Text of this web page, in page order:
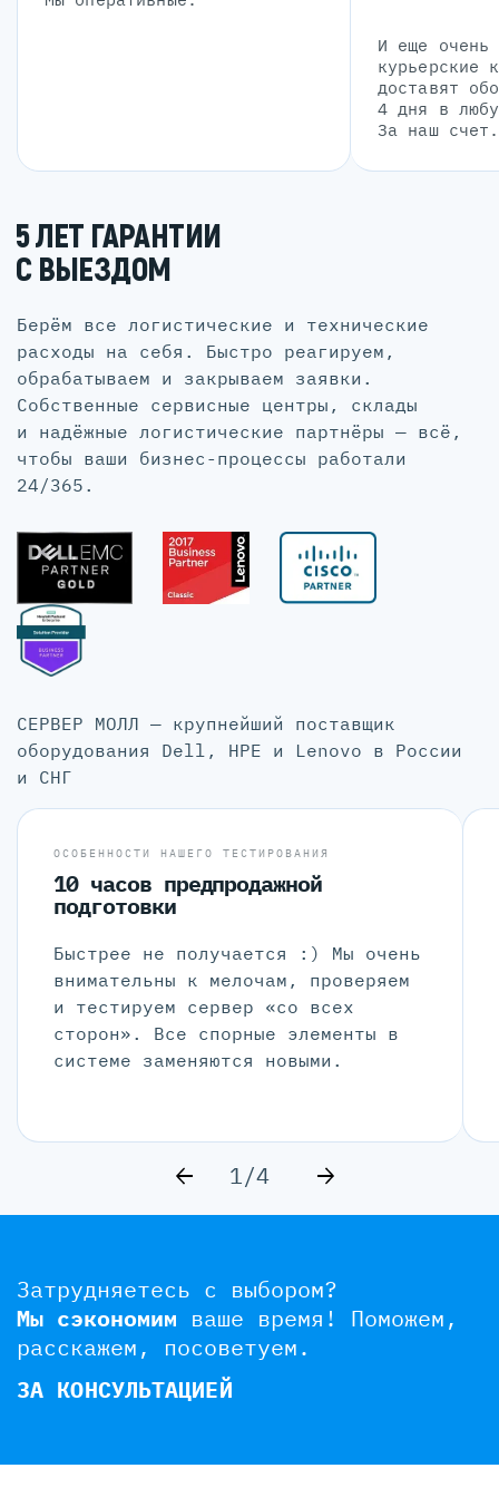
И еще очень
курьерские
доставят
4 дня в
За наш счет.
5 ЛЕТ ГАРАНТИИ
С ВЫЕЗДОМ
Берём все логистические и технические
расходы на себя. Быстро реагируем,
обрабатываем и закрываем заявки.
Собственные сервисные центры, склады
и надёжные логистические партнёры — всё,
чтобы ваши бизнес-процессы работали
24/365.
СЕРВЕР МОЛЛ — крупнейший поставщик
оборудования Dell, HPE и Lenovo в России
и СНГ
ОСОБЕННОСТИ НАШЕГО ТЕСТИРОВАНИЯ
10 часов предпродажной
подготовки
Быстрее не получается :) Мы очень
внимательны к мелочам, проверяем
и тестируем сервер «со всех
сторон». Все спорные элементы в
системе заменяются новыми.
1/4
Затрудняетесь с выбором?
Мы сэкономим ваше время! Поможем,
расскажем, посоветуем.
ЗА КОНСУЛЬТАЦИЕЙ